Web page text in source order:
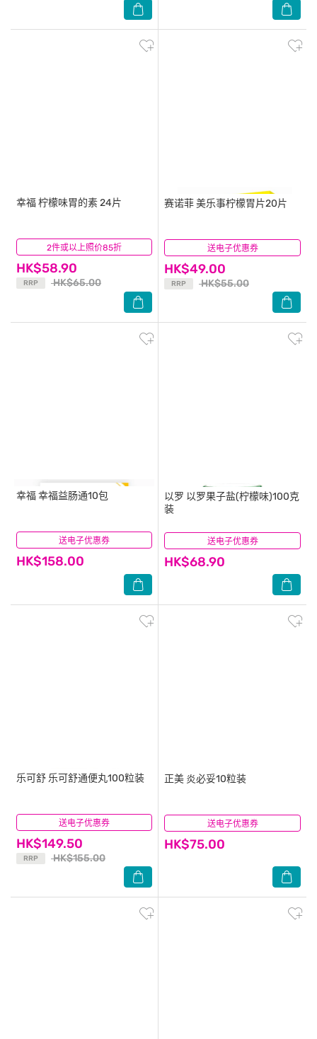
2件或以上照价85折
幸福柠檬味胃的素 24片
HK$58.90
RRP HK$65.00
(10) 送电子优惠券
赛诺菲美乐事柠檬胃片20片
HK$49.00
RRP HK$55.00
(10)
送电子优惠券
幸福幸福益肠通10包
HK$158.00
(2) 送电子优惠券
以罗 以罗果子盐(柠檬味)100克
装
HK$68.90
(20)
送电子优惠券
乐可舒 乐可舒通便丸100粒装
HK$149.50
RRP HK$155.00
(10) 送电子优惠券
正美 炎必妥10粒装
HK$75.00
(24)